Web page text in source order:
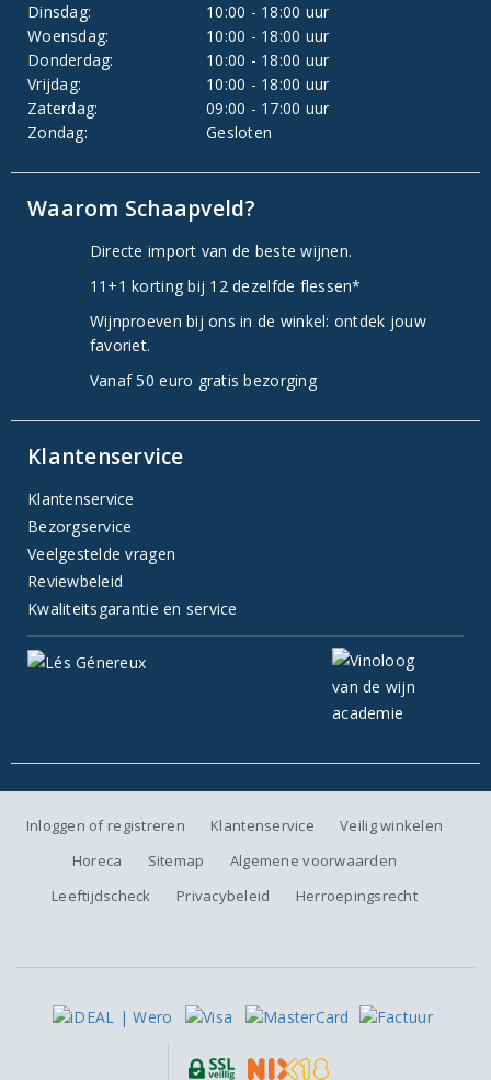
Dinsdag:
10:00 - 18:00 uur
Woensdag:
10:00 - 18:00 uur
Donderdag:
10:00 - 18:00 uur
Vrijdag:
10:00 - 18:00 uur
Zaterdag:
09:00 - 17:00 uur
Zondag:
Gesloten
Waarom Schaapveld?
Directe import van de beste wijnen.
11+1 korting bij 12 dezelfde flessen*
Wijnproeven bij ons in de winkel: ontdek jouw
favoriet.
Vanaf 50 euro gratis bezorging
Klantenservice
Klantenservice
Bezorgservice
Veelgestelde vragen
Reviewbeleid
Kwaliteitsgarantie en service
Inloggen of registreren Klantenservice
Veilig winkelen
Horeca
Sitemap
Algemene voorwaarden
Leeftijdscheck
Privacybeleid Herroepingsrecht